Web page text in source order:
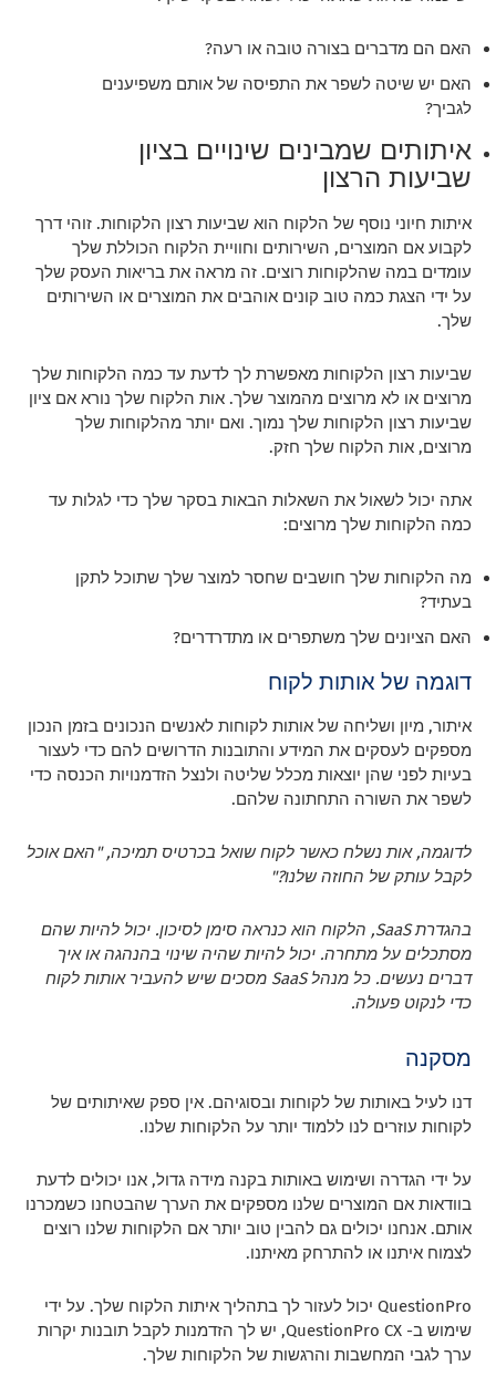
האם הם מדברים בצורה טובה או רעה?
האם יש שיטה לשפר את התפיסה של אותם משפיענים
לגביך?
איתותים שמבינים שינויים בציון
שביעות הרצון
איתות חיוני נוסף של הלקוח הוא שביעות רצון הלקוחות. זוהי דרך
לקבוע אם המוצרים, השירותים וחוויית הלקוח הכוללת שלך
עומדים במה שהלקוחות רוצים. זה מראה את בריאות העסק שלך
על ידי הצגת כמה טוב קונים אוהבים את המוצרים או השירותים
שלך.
שביעות רצון הלקוחות מאפשרת לך לדעת עד כמה הלקוחות שלך
מרוצים או לא מרוצים מהמוצר שלך. אות הלקוח שלך נורא אם ציון
שביעות רצון הלקוחות שלך נמוך. ואם יותר מהלקוחות שלך
מרוצים, אות הלקוח שלך חזק.
אתה יכול לשאול את השאלות הבאות בסקר שלך כדי לגלות עד
כמה הלקוחות שלך מרוצים:
מה הלקוחות שלך חושבים שחסר למוצר שלך שתוכל לתקן
בעתיד?
האם הציונים שלך משתפרים או מתדרדרים?
דוגמה של אותות לקוח
איתור, מיון ושליחה של אותות לקוחות לאנשים הנכונים בזמן הנכון
מספקים לעסקים את המידע והתובנות הדרושים להם כדי לעצור
בעיות לפני שהן יוצאות מכלל שליטה ולנצל הזדמנויות הכנסה כדי
לשפר את השורה התחתונה שלהם.
לדוגמה, אות נשלח כאשר לקוח שואל בכרטיס תמיכה, "האם אוכל
לקבל עותק של החוזה שלנו?"
בהגדרת SaaS, הלקוח הוא כנראה סימן לסיכון. יכול להיות שהם
מסתכלים על מתחרה. יכול להיות שהיה שינוי בהנהגה או איך
דברים נעשים. כל מנהל SaaS מסכים שיש להעביר אותות לקוח
כדי לנקוט פעולה.
מסקנה
דנו לעיל באותות של לקוחות ובסוגיהם. אין ספק שאיתותים של
לקוחות עוזרים לנו ללמוד יותר על הלקוחות שלנו.
על ידי הגדרה ושימוש באותות בקנה מידה גדול, אנו יכולים לדעת
בוודאות אם המוצרים שלנו מספקים את הערך שהבטחנו כשמכרנו
אותם. אנחנו יכולים גם להבין טוב יותר אם הלקוחות שלנו רוצים
לצמוח איתנו או להתרחק מאיתנו.
QuestionPro יכול לעזור לך בתהליך איתות הלקוח שלך. על ידי
שימוש ב- QuestionPro CX, יש לך הזדמנות לקבל תובנות יקרות
ערך לגבי המחשבות והרגשות של הלקוחות שלך.